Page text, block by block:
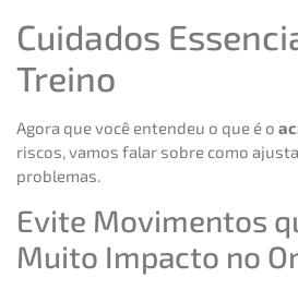
Cuidados
Treino
Agora que você entendeu o que é o
riscos, vamos falar sobre como
problemas.
Evite Movimentos
Muito Impacto no